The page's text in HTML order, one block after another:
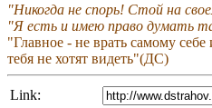
"Никогда не спорь! Стой на
"Я есть и имею право думать
"Главное - не врать самому себе
тебя не хотят видеть"(ДС)
Link: